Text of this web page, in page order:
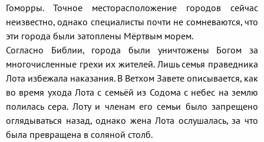
Гоморры. Точное месторасположение городов сейчас
неизвестно, однако специалисты почти не сомневаются, что
эти города были затоплены Мёртвым морем.
Согласно Библии, города были уничтожены Богом за
многочисленные грехи их жителей. Лишь семья праведника
Лота избежала наказания. В Ветхом Завете описывается, как
во время ухода Лота с семьёй из Содома с небес на землю
полилась сера. Лоту и членам его семьи было запрещено
оглядываться назад, однако жена Лота ослушалась, за что
была превращена в соляной столб.